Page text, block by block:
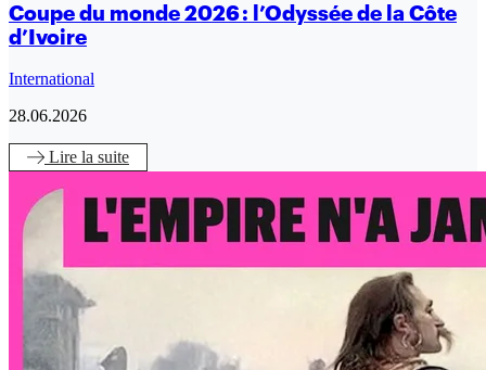
Coupe du monde 2026 : l’Odyssée de la Côte
d’Ivoire
International
28.06.2026
Lire la suite